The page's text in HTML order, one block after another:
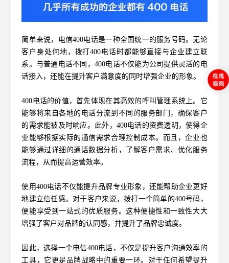
简单来说，电信400电话是一种全国统一的服务号码。无论
客户身处何地，拨打400电话时都能够直接与企业建立联
系。与普通电话不同，400电话不仅能为公司提供灵活的电
话接入，还能在提升客户满意度的同时增强企业的形象。
400电话的价值，首先体现在其高效的呼叫管理系统上。它
能够将来自各地的电话分流到不同的服务部门，确保客户
的需求能被及时响应。此外，400电话的资费透明，使得企
业能够根据实际的通信需求合理控制成本。而且，企业也
能够通过详细的通话数据分析，了解客户需求、优化服务
流程，从而提高运营效率。
使用400电话不仅能提升品牌专业形象，还能帮助企业更好
地建立信任感。对于客户来说，拨打一个简单的400号码，
便能享受到一站式的优质服务。这种便捷性和一致性大大
增强了客户对品牌的认同感，并提升了品牌忠诚度。
因此，选择一个电信400电话 ，不仅是提升客户沟通效率的
工具，它更是品牌战略中的重要一环。对于任何希望提升